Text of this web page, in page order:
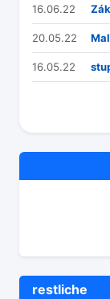
16.06.22
20.05.22
16.05.22
restliche